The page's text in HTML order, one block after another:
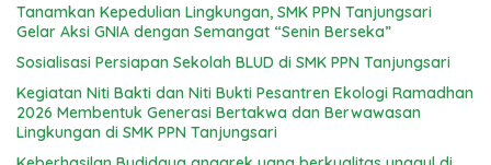
Tanamkan Kepedulian Lingkungan, SMK PPN Tanjungsari
Gelar Aksi GNIA dengan Semangat “Senin Berseka”
Sosialisasi Persiapan Sekolah BLUD di SMK PPN Tanjungsari
Kegiatan Niti Bakti dan Niti Bukti Pesantren Ekologi Ramadhan
2026 Membentuk Generasi Bertakwa dan Berwawasan
Lingkungan di SMK PPN Tanjungsari